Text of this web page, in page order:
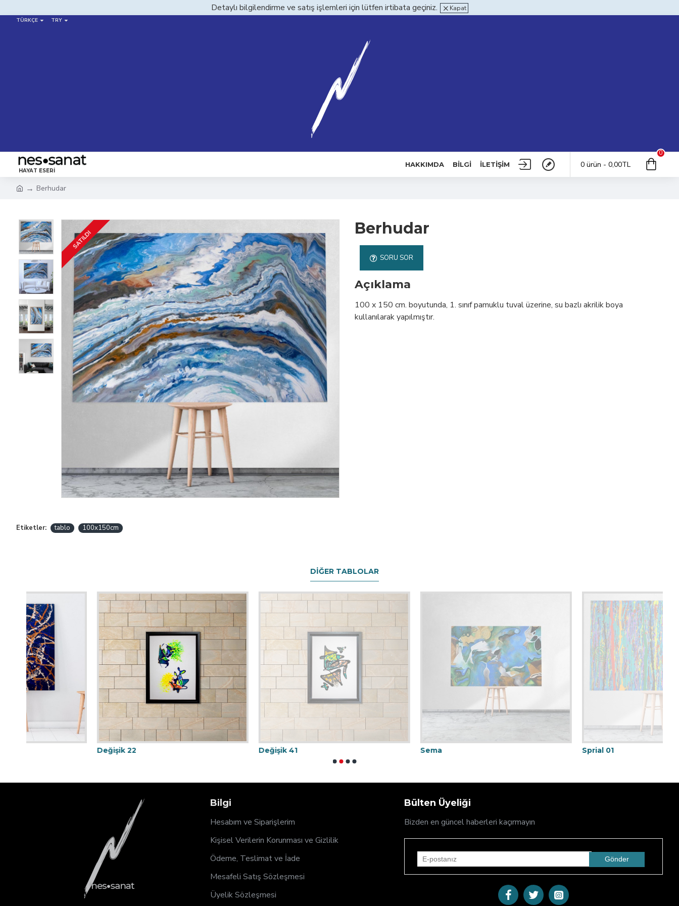
Detaylı bilgilendirme ve satış işlemleri için lütfen irtibata geçiniz. Kapat
TÜRKÇE TRY
HAYAT ESERI
HAKKIMDA BILGI İLETIŞIM 0 ürün - 0,00TL
0
Berhudar
SATILDI
Berhudar
SORU SOR
Açıklama
100 x 150 cm. boyutunda, 1. sınıf pamuklu tuval üzerine, su bazlı akrilik boya
kullanılarak yapılmıştır.
Etiketler: tablo 100x150cm
DIĞER TABLOLAR
Bilgi
Hesabım ve Siparişlerim
Kişisel Verilerin Korunması ve Gizlilik
Ödeme, Teslimat ve İade
Mesafeli Satış Sözleşmesi
Üyelik Sözleşmesi
Bülten Üyeliği
Bizden en güncel haberleri kaçırmayın